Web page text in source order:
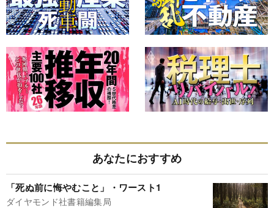
あなたにおすすめ
「死ぬ前に悔やむこと」・ワースト1
ダイヤモンド社書籍編集局